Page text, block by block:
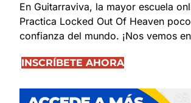
En Guitarraviva, la mayor escuela
Practica Locked Out Of Heaven
confianza del mundo. ¡Nos vemos
INSCRÍBETE AHORA